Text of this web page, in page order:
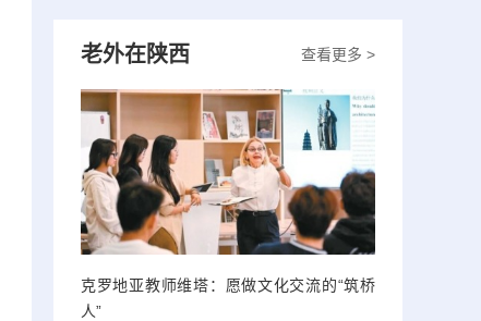
查看更多 >
老外在陕西
克罗地亚教师维塔：愿做文化交流的“筑桥
人”